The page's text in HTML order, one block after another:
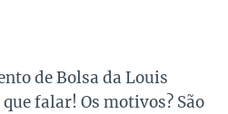
de Bolsa da Louis
falar! Os motivos? São